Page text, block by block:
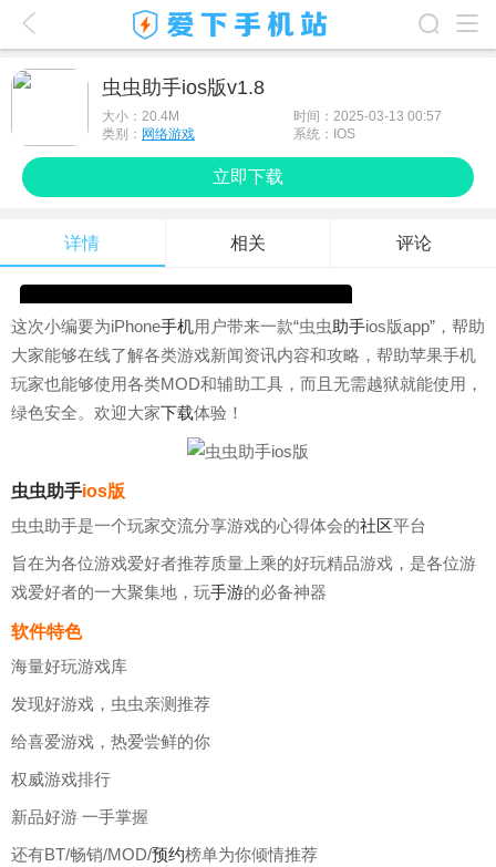
应用排行榜
最新游戏
最新应用
游戏攻略
虫虫助手ios版v1.8
大小： 20.4M
时间：2025-03-13 00:57
类别： 网络游戏 系统：IOS
立即下载
详情 相关 评论
这次小编要为iPhone手机用户带来一款“虫虫助手ios版app”，帮助
大家能够在线了解各类游戏新闻资讯内容和攻略，帮助苹果手机
玩家也能够使用各类MOD和辅助工具，而且无需越狱就能使用，
绿色安全。欢迎大家下载体验！
虫虫助手ios版
虫虫助手是一个玩家交流分享游戏的心得体会的社区平台
旨在为各位游戏爱好者推荐质量上乘的好玩精品游戏，是各位游
戏爱好者的一大聚集地，玩手游的必备神器
软件特色
海量好玩游戏库
发现好游戏，虫虫亲测推荐
给喜爱游戏，热爱尝鲜的你
权威游戏排行
新品好游 一手掌握
还有BT/畅销/MOD/预约榜单为你倾情推荐